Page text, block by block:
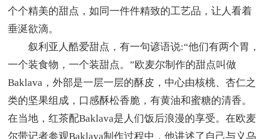
个个精美的甜点，如同一件件精致的工艺品，让人看着
垂涎欲滴。
叙利亚人酷爱甜点，有一句谚语说:“他们有两个胃，
一个装食物，一个装甜点。”欧麦尔制作的甜点叫做
Baklava，外部是一层一层的酥皮，中心由核桃、杏仁之
类的坚果组成，口感酥松香脆，有黄油和蜜糖的清香。
在当地，红茶配Baklava是人们饭后浪漫的享受。在欧麦
尔带记者参观Baklava制作过程中，他讲述了自己与义乌